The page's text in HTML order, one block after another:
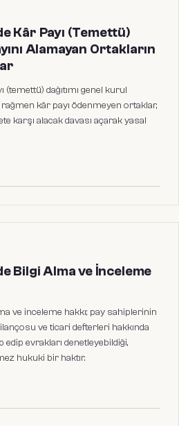
Kâr Payı (Temettü)
Alamayan Ortakların
dağıtımı genel kurul
kâr payı ödenmeyen ortaklar,
karşı alacak davası açarak yasal
Bilgi Alma ve İnceleme
ve inceleme hakkı; pay sahiplerinin
ve ticari defterleri hakkında
evrakları denetleyebildiği,
hukuki bir haktır.